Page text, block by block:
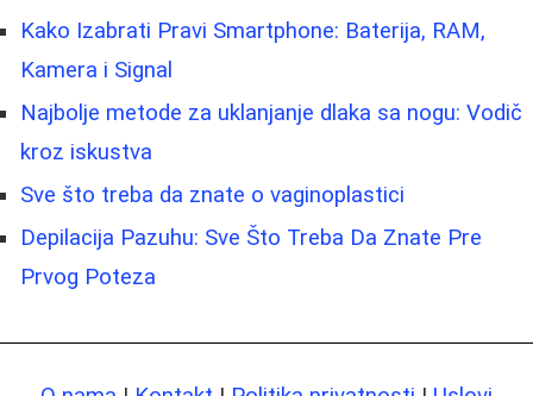
Kako Izabrati Pravi Smartphone: Baterija, RAM,
Kamera i Signal
Najbolje metode za uklanjanje dlaka sa nogu: Vodič
kroz iskustva
Sve što treba da znate o vaginoplastici
Depilacija Pazuhu: Sve Što Treba Da Znate Pre
Prvog Poteza